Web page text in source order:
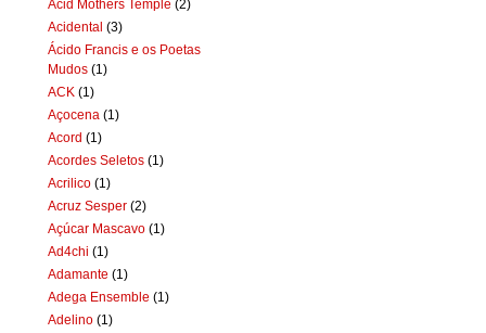
Acid Mothers Temple (2)
Acidental (3)
Ácido Francis e os Poetas
Mudos (1)
ACK (1)
Açocena (1)
Acord (1)
Acordes Seletos (1)
Acrilico (1)
Acruz Sesper (2)
Açúcar Mascavo (1)
Ad4chi (1)
Adamante (1)
Adega Ensemble (1)
Adelino (1)